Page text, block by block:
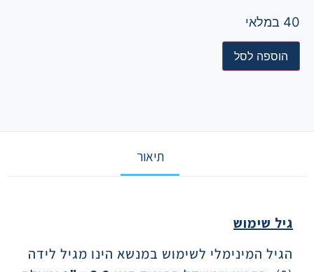
40 במלאי
הוספה לסל
תיאור
גיל שימוש
הגיל המינימלי לשימוש במנשא הינו מגיל לידה